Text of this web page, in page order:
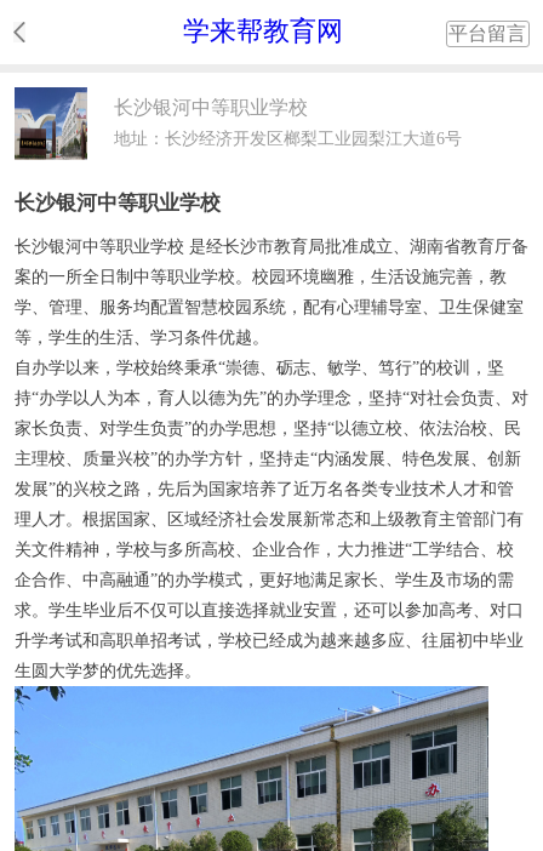
学来帮教育网 平台留言
长沙银河中等职业学校
地址：长沙经济开发区榔梨工业园梨江大道6号
长沙银河中等职业学校
长沙银河中等职业学校 是经长沙市教育局批准成立、湖南省教育厅备
案的一所全日制中等职业学校。校园环境幽雅，生活设施完善，教
学、管理、服务均配置智慧校园系统，配有心理辅导室、卫生保健室
等，学生的生活、学习条件优越。
自办学以来，学校始终秉承“崇德、砺志、敏学、笃行”的校训，坚
持“办学以人为本，育人以德为先”的办学理念，坚持“对社会负责、对
家长负责、对学生负责”的办学思想，坚持“以德立校、依法治校、民
主理校、质量兴校”的办学方针，坚持走“内涵发展、特色发展、创新
发展”的兴校之路，先后为国家培养了近万名各类专业技术人才和管
理人才。根据国家、区域经济社会发展新常态和上级教育主管部门有
关文件精神，学校与多所高校、企业合作，大力推进“工学结合、校
企合作、中高融通”的办学模式，更好地满足家长、学生及市场的需
求。学生毕业后不仅可以直接选择就业安置，还可以参加高考、对口
升学考试和高职单招考试，学校已经成为越来越多应、往届初中毕业
生圆大学梦的优先选择。